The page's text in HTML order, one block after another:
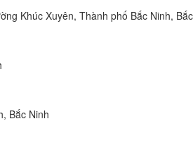
Khúc Xuyên, Thành phố Bắc Ninh,
Bắc Ninh